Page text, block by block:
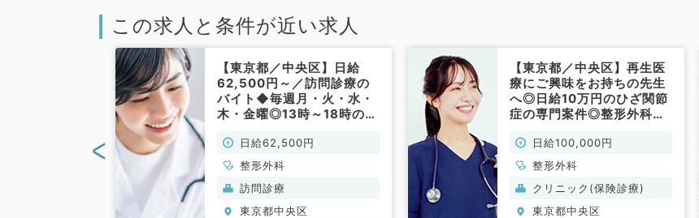
この求人と条件が近い求人
【東京都／中央区】日給
62,500円～／訪問診療の
バイト◆毎週月・火・水・
木・金曜◎13時～18時の勤
なクリニックです（整形外
科／非常勤）
日給62,500円
整形外科
訪問診療
東京都中央区
【東京都／中央区】再生医
療にご興味をお持ちの先生
へ◎日給10万円のひざ関節
症の専門案件◎整形外科専
にてご相談可◎毎週月・木
曜日／都心の駅チカクリニ
ック（整形外科／非常勤）
日給100,000円
整形外科
クリニック(保険診療)
東京都中央区
<